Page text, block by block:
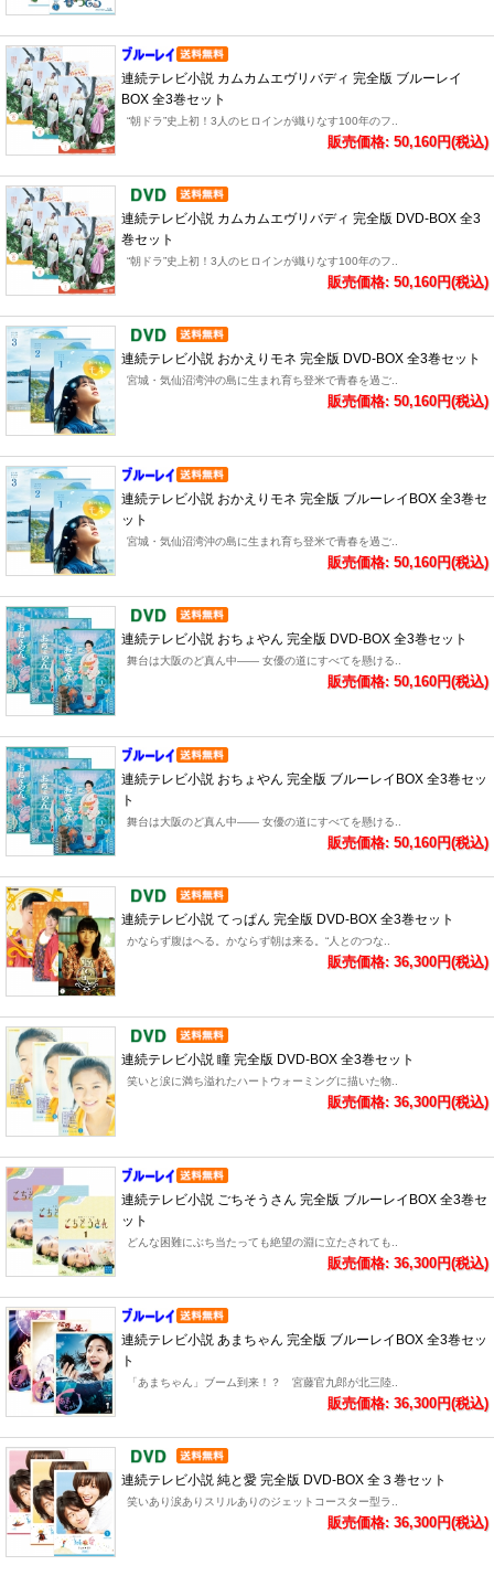
連続テレビ小説 カムカムエヴリバディ 完全版 ブルーレイ
BOX 全3巻セット
“朝ドラ”史上初！3人のヒロインが織りなす100年のフ..
販売価格: 50,160円(税込)
連続テレビ小説 カムカムエヴリバディ 完全版 DVD-BOX 全3
巻セット
“朝ドラ”史上初！3人のヒロインが織りなす100年のフ..
販売価格: 50,160円(税込)
連続テレビ小説 おかえりモネ 完全版 DVD-BOX 全3巻セット
宮城・気仙沼湾沖の島に生まれ育ち登米で青春を過ご..
販売価格: 50,160円(税込)
連続テレビ小説 おかえりモネ 完全版 ブルーレイBOX 全3巻セ
ット
宮城・気仙沼湾沖の島に生まれ育ち登米で青春を過ご..
販売価格: 50,160円(税込)
連続テレビ小説 おちょやん 完全版 DVD-BOX 全3巻セット
舞台は大阪のど真ん中―― 女優の道にすべてを懸ける..
販売価格: 50,160円(税込)
連続テレビ小説 おちょやん 完全版 ブルーレイBOX 全3巻セッ
ト
舞台は大阪のど真ん中―― 女優の道にすべてを懸ける..
販売価格: 50,160円(税込)
連続テレビ小説 てっぱん 完全版 DVD-BOX 全3巻セット
かならず腹はへる。かならず朝は来る。“人とのつな..
販売価格: 36,300円(税込)
連続テレビ小説 瞳 完全版 DVD-BOX 全3巻セット
笑いと涙に満ち溢れたハートウォーミングに描いた物..
販売価格: 36,300円(税込)
連続テレビ小説 ごちそうさん 完全版 ブルーレイBOX 全3巻セ
ット
どんな困難にぶち当たっても絶望の淵に立たされても..
販売価格: 36,300円(税込)
連続テレビ小説 あまちゃん 完全版 ブルーレイBOX 全3巻セッ
ト
「あまちゃん」ブーム到来！？ 宮藤官九郎が北三陸..
販売価格: 36,300円(税込)
連続テレビ小説 純と愛 完全版 DVD-BOX 全３巻セット
笑いあり涙ありスリルありのジェットコースター型ラ..
販売価格: 36,300円(税込)